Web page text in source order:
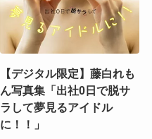
【デジタル限定】藤白れも
ん写真集「出社0日で脱サ
ラして夢見るアイドル
に！！」